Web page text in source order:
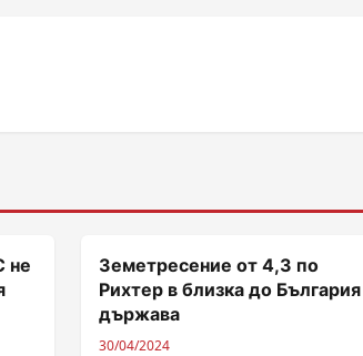
не
Земетресение от 4,3 по
Рихтер в близка до България
държава
30/04/2024